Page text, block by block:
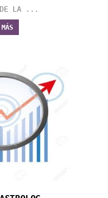
DE LA ...